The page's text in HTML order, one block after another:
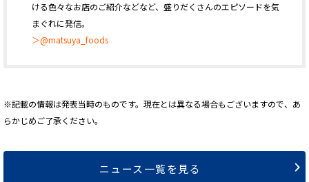
ける色々なお店のご紹介などなど、盛りだくさんのエピソードを気
まぐれに発信。
＞@matsuya_foods
※記載の情報は発表当時のものです。現在とは異なる場合もございますので、あ
らかじめご了承ください。
ニュース一覧を見る